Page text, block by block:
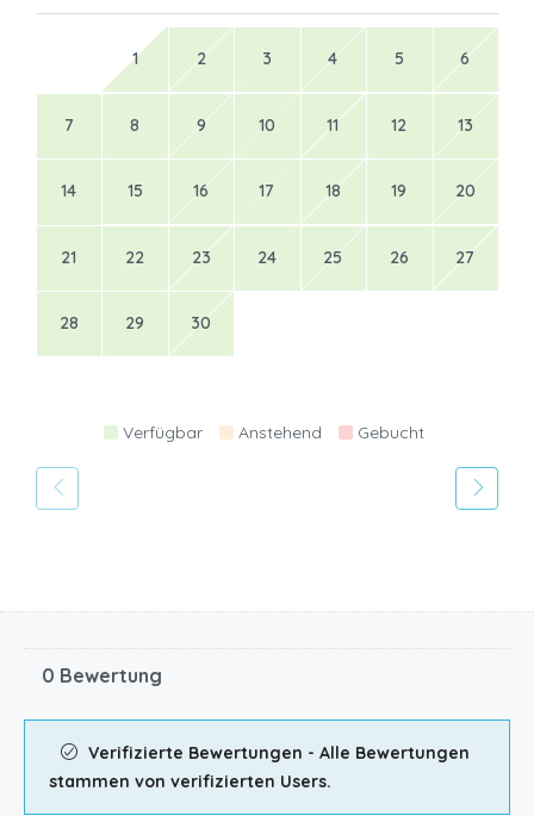
1 2 3 4 5 6
7 8 9 10 11 12 13
14 15 16 17 18 19 20
21 22 23 24 25 26 27
28 29 30
Verfügbar Anstehend Gebucht
0 Bewertung
Verifizierte Bewertungen - Alle Bewertungen
stammen von verifizierten Users.